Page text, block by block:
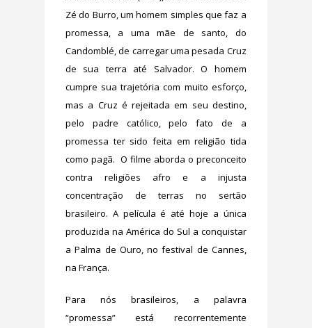
Zé do Burro, um homem simples que faz a
promessa, a uma mãe de santo, do
Candomblé, de carregar uma pesada Cruz
de sua terra até Salvador. O homem
cumpre sua trajetória com muito esforço,
mas a Cruz é rejeitada em seu destino,
pelo padre católico, pelo fato de a
promessa ter sido feita em religião tida
como pagã. O filme aborda o preconceito
contra religiões afro e a injusta
concentração de terras no sertão
brasileiro. A película é até hoje a única
produzida na América do Sul a conquistar
a Palma de Ouro, no festival de Cannes,
na França.
Para nós brasileiros, a palavra
“promessa” está recorrentemente